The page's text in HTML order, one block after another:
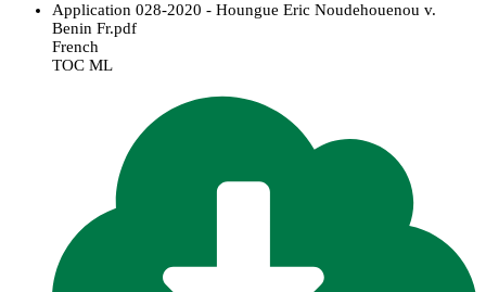
Application 028-2020 - Houngue Eric Noudehouenou v.
Benin Fr.pdf
French
TOC ML